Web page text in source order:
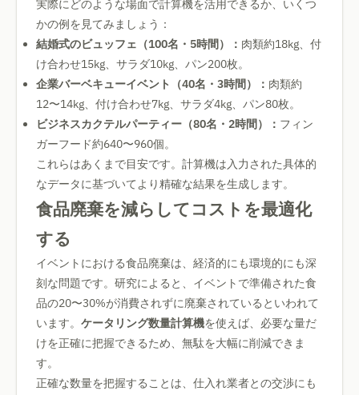
実際にどのような場面で計算機を活用できるか、いくつ
かの例を見てみましょう：
結婚式のビュッフェ（100名・5時間）： 肉類約18kg、付
け合わせ15kg、サラダ10kg、パン200枚。
企業バーベキューイベント（40名・3時間）： 肉類約
12〜14kg、付け合わせ7kg、サラダ4kg、パン80枚。
ビジネスカクテルパーティー（80名・2時間）： フィン
ガーフード約640〜960個。
これらはあくまで目安です。計算機は入力された具体的
なデータに基づいてより精確な結果を生成します。
食品廃棄を減らしてコストを最適化
する
イベントにおける食品廃棄は、経済的にも環境的にも深
刻な問題です。研究によると、イベントで準備された食
品の20〜30%が消費されずに廃棄されているといわれて
います。 ケータリング数量計算機を使えば、必要な量だ
けを正確に把握できるため、無駄を大幅に削減できま
す。
正確な数量を把握することは、仕入れ業者との交渉にも